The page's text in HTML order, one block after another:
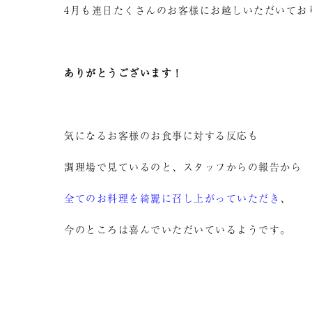
4月も連日たくさんのお客様にお越しいただいてお
ありがとうございます！
気になるお客様のお食事に対する反応も
調理場で見ているのと、スタッフからの報告から
全てのお料理を綺麗に召し上がっていただき 、
今のところは喜んでいただいているようです。